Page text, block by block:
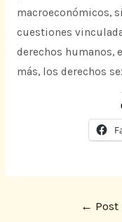
macroeconómicos,
cuestiones
derechos humanos,
más, los derechos
← Post